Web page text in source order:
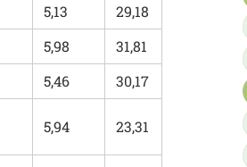
5,13
29,18
5,98
31,81
5,46
30,17
5,94 23,31